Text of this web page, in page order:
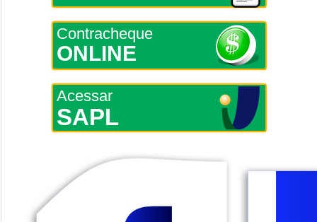
Contracheque
ONLINE
Acessar
SAPL